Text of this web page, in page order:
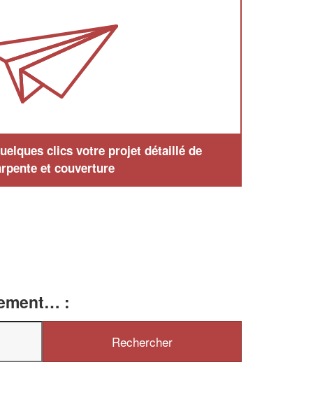
clics votre projet détaillé de
et couverture
: